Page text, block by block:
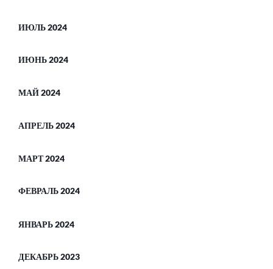
ИЮЛЬ 2024
ИЮНЬ 2024
МАЙ 2024
АПРЕЛЬ 2024
МАРТ 2024
ФЕВРАЛЬ 2024
ЯНВАРЬ 2024
ДЕКАБРЬ 2023